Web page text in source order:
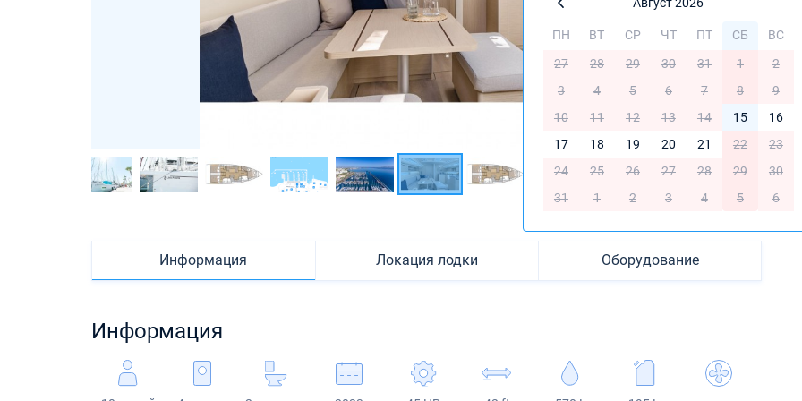
Информация Локация лодки Оборудование
Информация
ПН ВТ СР ЧТ ПТ СБ
ВС
27
28 29 30 31 1
2
3
4 5 6 7 8
9
10
11 12 13 14 15
16
17
18 19 20 21 22
23
24
25 26 27 28 29
30
31
1 2 3 4 5 6